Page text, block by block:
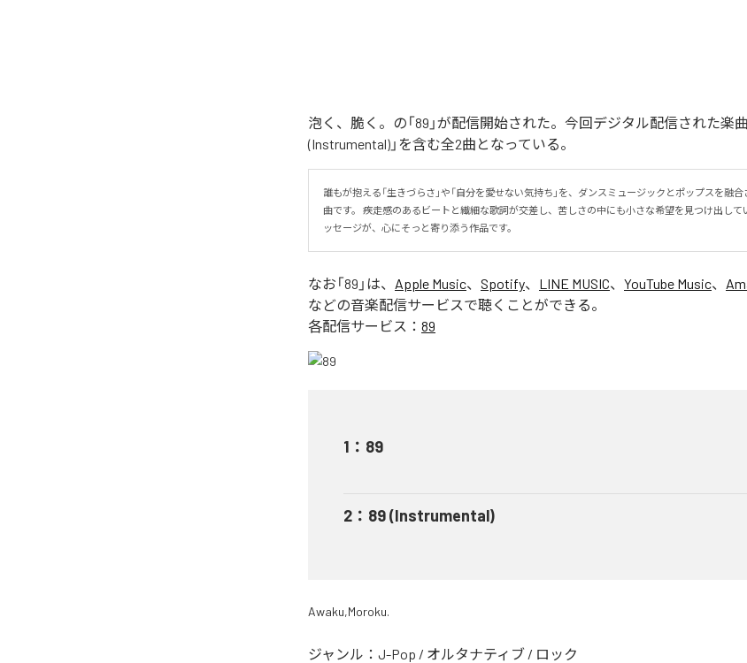
泡く、脆く。の「89」が配信開始された。今回デジタル配信された楽曲
(Instrumental)」を含む全2曲となっている。
誰もが抱える「生きづらさ」や「自分を愛せない気持ち」を、ダンスミュージックとポップスを融
曲です。 疾走感のあるビートと繊細な歌詞が交差し、苦しさの中にも小さな希望を見つけ出して
ッセージが、心にそっと寄り添う作品です。
なお「89 」は、 Apple Music、 Spotify、 LINE MUSIC、 YouTube Music、
などの音楽配信サービスで聴くことができる。
各配信サービス： 89
1 ： 89
2 ： 89 (Instrumental)
Awaku,Moroku.
ジャンル： J-Pop / オルタナティブ / ロック